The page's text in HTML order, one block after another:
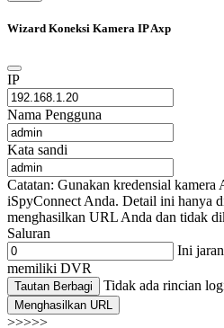
Wizard Koneksi Kamera IP Axp
IP
Nama Pengguna
Kata sandi
Catatan: Gunakan kredensial kamera
iSpyConnect Anda. Detail ini hanya
menghasilkan URL Anda dan tidak
Saluran
Ini
memiliki DVR
Tautan Berbagi Tidak ada rincian
Menghasilkan URL
>>>>>